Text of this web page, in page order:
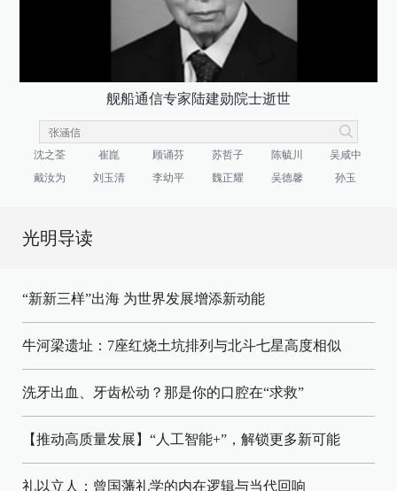
舰船通信专家陆建勋院士逝世
沈之荃 崔崑 顾诵芬 苏哲子 陈毓川
吴咸中
戴汝为
刘玉清 李幼平 魏正耀 吴德馨 孙玉
光明导读
“新新三样”出海 为世界发展增添新动能
牛河梁遗址：7座红烧土坑排列与北斗七星高度相似
洗牙出血、牙齿松动？那是你的口腔在“求救”
【推动高质量发展】“人工智能+”，解锁更多新可能
礼以立人：曾国藩礼学的内在逻辑与当代回响